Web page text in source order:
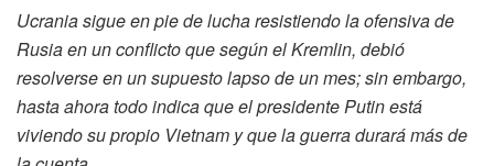
Ucrania sigue en pie de lucha resistiendo la ofensiva de
Rusia en un conflicto que según el Kremlin, debió
resolverse en un supuesto lapso de un mes; sin embargo,
hasta ahora todo indica que el presidente Putin está
viviendo su propio Vietnam y que la guerra durará más de